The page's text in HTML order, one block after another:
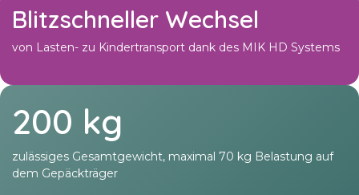
Blitzschneller Wechsel
von Lasten- zu Kindertransport dank des MIK HD Systems
200 kg
zulässiges Gesamtgewicht, maximal 70 kg Belastung auf
dem Gepäckträger